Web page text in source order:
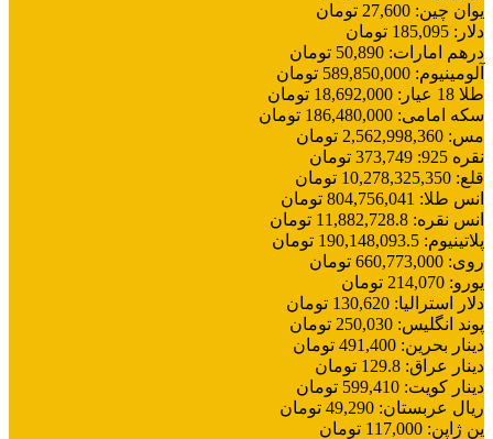
یوان چین:
27,600 تومان
دلار :
185,095 تومان
درهم امارات:
50,890 تومان
آلومینیوم:
589,850,000 تومان
طلا 18 عیار
:
18,692,000 تومان
سکه امامی:
186,480,000 تومان
مس:
2,562,998,360 تومان
نقره 925
:
373,749 تومان
قلع:
10,278,325,350 تومان
انس طلا:
804,756,041 تومان
انس نقره:
11,882,728.8 تومان
پلاتینیوم:
190,148,093.5 تومان
روی:
660,773,000 تومان
یورو:
214,070 تومان
دلار استرالیا:
130,620 تومان
پوند انگلیس:
250,030 تومان
دینار بحرین:
491,400 تومان
دینار عراق:
129.8 تومان
دینار کویت:
599,410 تومان
ریال عربستان:
49,290 تومان
ین ژاپن:
117,000 تومان